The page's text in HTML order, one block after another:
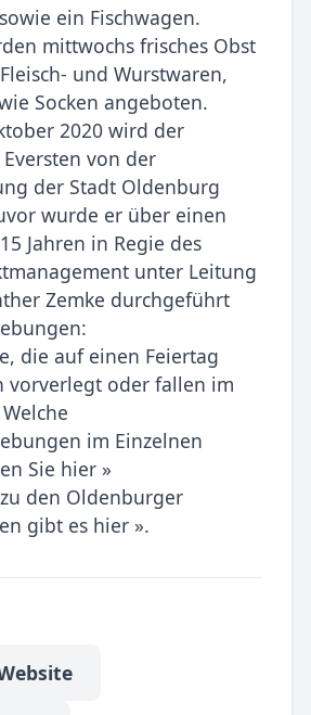
ein Fischwagen.
mittwochs frisches Obst
und Wurstwaren,
Socken angeboten.
2020 wird der
von der
der Stadt Oldenburg
wurde er über einen
Jahren in Regie des
unter Leitung
Zemke durchgeführt
die auf einen Feiertag
vorverlegt oder fallen im
im Einzelnen
Sie hier »
den Oldenburger
gibt es hier ».